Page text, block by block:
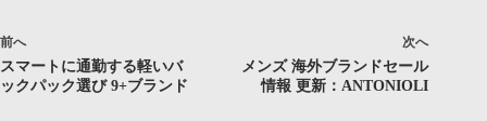
前へ
スマートに通勤する軽いバ
ックパック選び 9+ブランド
次へ
メンズ 海外ブランドセール
情報 更新：ANTONIOLI